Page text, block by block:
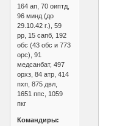
164 ап, 70 оиптд,
96 минд (до
29.10.42 г.), 59
рр, 15 сапб, 192
обс (43 обс и 773
орс), 91
медсанбат, 497
орхз, 84 атр, 414
пхп, 875 двл,
1651 ппс, 1059
пкг
Командиры: